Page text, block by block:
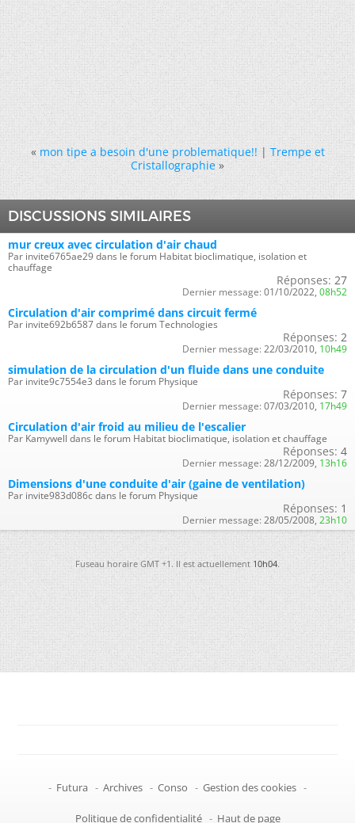
« mon tipe a besoin d'une problematique!!|Trempe et
Cristallographie »
DISCUSSIONS SIMILAIRES
mur creux avec circulation d'air chaud
Par invite6765ae29 dans le forum Habitat bioclimatique, isolation et
chauffage
Réponses: 27
Dernier message: 01/10/2022, 08h52
Circulation d'air comprimé dans circuit fermé
Par invite692b6587 dans le forum Technologies
Réponses: 2
Dernier message: 22/03/2010, 10h49
simulation de la circulation d'un fluide dans une conduite
Par invite9c7554e3 dans le forum Physique
Réponses: 7
Dernier message: 07/03/2010, 17h49
Circulation d'air froid au milieu de l'escalier
Par Kamywell dans le forum Habitat bioclimatique, isolation et chauffage
Réponses: 4
Dernier message: 28/12/2009, 13h16
Dimensions d'une conduite d'air (gaine de ventilation)
Par invite983d086c dans le forum Physique
Réponses: 1
Dernier message: 28/05/2008, 23h10
Fuseau horaire GMT +1. Il est actuellement10h04.
- Futura - Archives - Conso - Gestion des cookies -
Politique de confidentialité - Haut de page